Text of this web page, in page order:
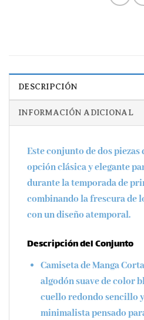
DESCRIPCIÓN
INFORMACIÓN ADICIONAL
Este conjunto de dos piezas
opción clásica y elegante
durante la temporada de
combinando la frescura de
con un diseño atemporal.
Descripción del Conjunto
Camiseta de Manga Corta
algodón suave de color
cuello redondo sencillo
minimalista pensado